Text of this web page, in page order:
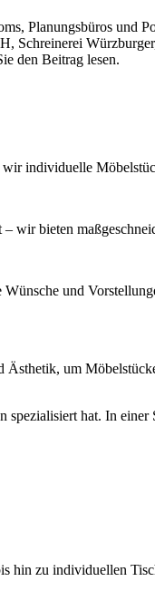
Planungsbüros und
Schreinerei
den Beitrag lesen.
individuelle
wir bieten
und
Ästhetik, um
hat. In
hin zu individuellen